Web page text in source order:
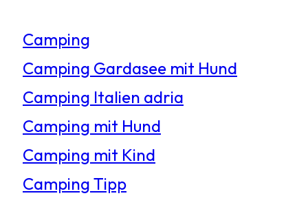
e
n
Camping
Camping Gardasee mit Hund
Camping Italien adria
Camping mit Hund
Camping mit Kind
Camping Tipp